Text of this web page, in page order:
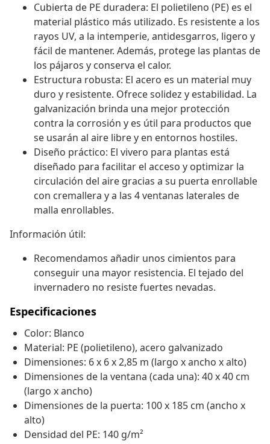
Cubierta de PE duradera: El polietileno (PE) es el
material plástico más utilizado. Es resistente a los
rayos UV, a la intemperie, antidesgarros, ligero y
fácil de mantener. Además, protege las plantas de
los pájaros y conserva el calor.
Estructura robusta: El acero es un material muy
duro y resistente. Ofrece solidez y estabilidad. La
galvanización brinda una mejor protección
contra la corrosión y es útil para productos que
se usarán al aire libre y en entornos hostiles.
Diseño práctico: El vivero para plantas está
diseñado para facilitar el acceso y optimizar la
circulación del aire gracias a su puerta enrollable
con cremallera y a las 4 ventanas laterales de
malla enrollables.
Información útil:
Recomendamos añadir unos cimientos para
conseguir una mayor resistencia. El tejado del
invernadero no resiste fuertes nevadas.
Especificaciones
Color: Blanco
Material: PE (polietileno), acero galvanizado
Dimensiones: 6 x 6 x 2,85 m (largo x ancho x alto)
Dimensiones de la ventana (cada una): 40 x 40 cm
(largo x ancho)
Dimensiones de la puerta: 100 x 185 cm (ancho x
alto)
Densidad del PE: 140 g/m²